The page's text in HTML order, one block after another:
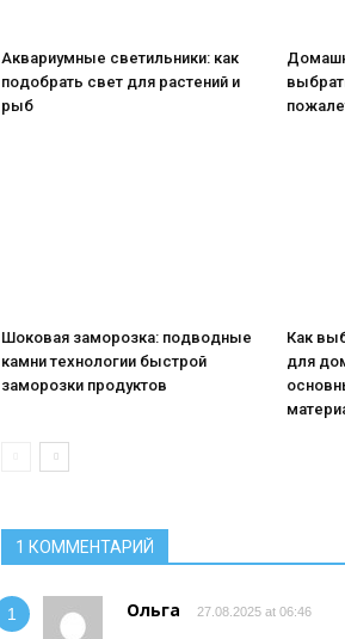
Аквариумные светильники: как
подобрать свет для растений и
рыб
Шоковая заморозка: подводные
камни технологии быстрой
заморозки продуктов
Как
для
1 КОММЕНТАРИЙ
Ольга 27.08.2025 at 06:46